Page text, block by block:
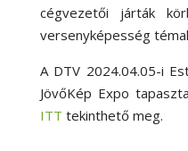
cégvezetői járták
versenyképesség
A DTV 2024.04.05-i
JövőKép Expo
ITT tekinthető meg.